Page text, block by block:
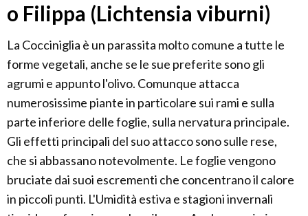
o Filippa (Lichtensia viburni)
La Cocciniglia è un parassita molto comune a tutte le
forme vegetali, anche se le sue preferite sono gli
agrumi e appunto l'olivo. Comunque attacca
numerosissime piante in particolare sui rami e sulla
parte inferiore delle foglie, sulla nervatura principale.
Gli effetti principali del suo attacco sono sulle rese,
che si abbassano notevolmente. Le foglie vengono
bruciate dai suoi escrementi che concentrano il calore
in piccoli punti. L'Umidità estiva e stagioni invernali